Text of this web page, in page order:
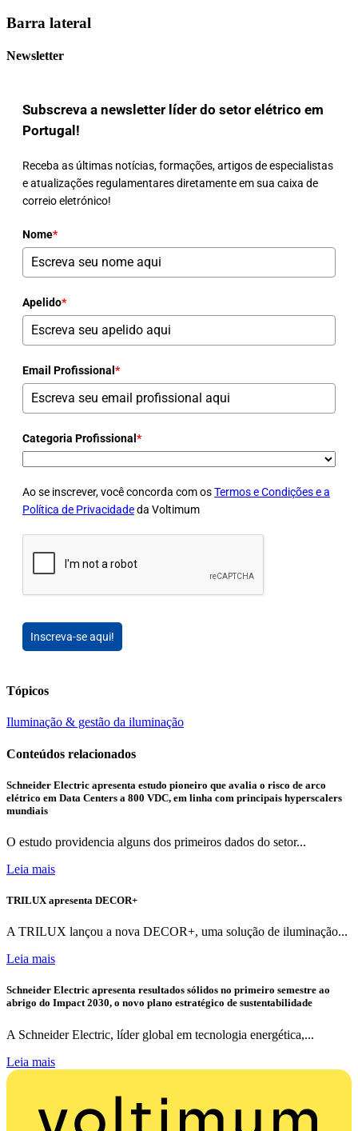
Barra lateral
Newsletter
Subscreva a newsletter líder do setor elétrico em
Portugal!
Receba as últimas notícias, formações, artigos de especialistas
e atualizações regulamentares diretamente em sua caixa de
correio eletrónico!
Nome*
Apelido*
Email Profissional *
Categoria Profissional *
Ao se inscrever, você concorda com osTermos e Condições e a
Política de Privacidadeda Voltimum
Inscreva-se aqui!
Tópicos
Iluminação & gestão da iluminação
Conteúdos relacionados
Schneider Electric apresenta estudo pioneiro que avalia o risco de arco
elétrico em Data Centers a 800 VDC, em linha com principais hyperscalers
mundiais
O estudo providencia alguns dos primeiros dados do setor...
Leia mais
TRILUX apresenta DECOR+
A TRILUX lançou a nova DECOR+, uma solução de iluminação...
Leia mais
Schneider Electric apresenta resultados sólidos no primeiro semestre ao
abrigo do Impact 2030, o novo plano estratégico de sustentabilidade
A Schneider Electric, líder global em tecnologia energética,...
Leia mais